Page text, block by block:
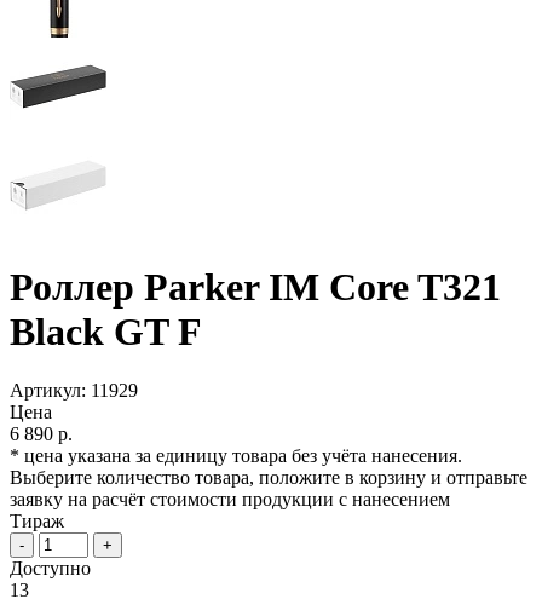
Роллер Parker IM Core T321
Black GT F
Артикул: 11929
Цена
6 890 р.
* цена указана за единицу товара без учёта нанесения.
Выберите количество товара, положите в корзину и отправьте
заявку на расчёт стоимости продукции с нанесением
Тираж
- +
Доступно
13